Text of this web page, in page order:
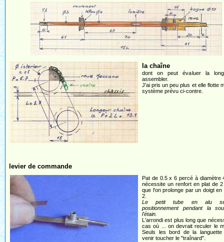
la chaîne
dont on peut évaluer la
assembler.
J'ai pris un peu plus et elle flotte
système prévu ci-contre.
levier de commande
Pat de 0.5 x 6 percé à diamètre
nécessite un renfort en plat de
que l'on prolonge par un doigt en
2.
Le petit tube en alu
positionnement pendant la
l'étain.
L'arrondi est plus long que
cas où ... on devrait reculer le
Seuls les bord de la languette
venir toucher le "traînard".